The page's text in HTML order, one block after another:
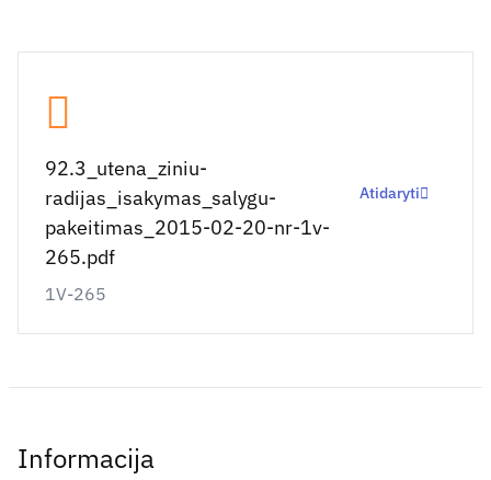
92.3_utena_ziniu-
radijas_isakymas_salygu-
pakeitimas_2015-02-20-nr-1v-
265.pdf
1V-265
Atidaryti
Informacija